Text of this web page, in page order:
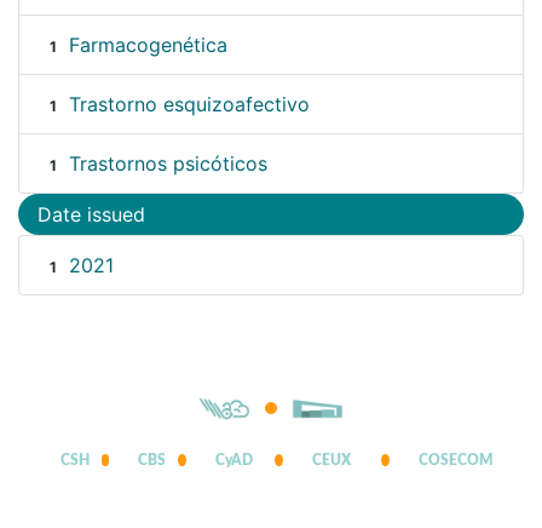
1 Farmacogenética
1 Trastorno esquizoafectivo
1 Trastornos psicóticos
Date issued
1 2021
CSH CBS CyAD CEUX COSECOM